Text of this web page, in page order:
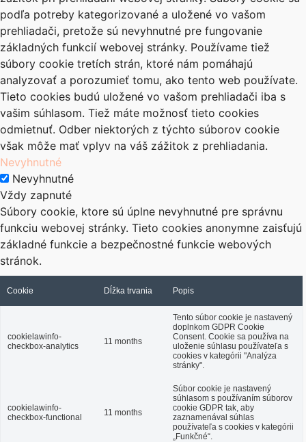
podľa potreby kategorizované a uložené vo vašom
prehliadači, pretože sú nevyhnutné pre fungovanie
základných funkcií webovej stránky. Používame tiež
súbory cookie tretích strán, ktoré nám pomáhajú
analyzovať a porozumieť tomu, ako tento web používate.
Tieto cookies budú uložené vo vašom prehliadači iba s
vašim súhlasom. Tiež máte možnosť tieto cookies
odmietnuť. Odber niektorých z týchto súborov cookie
však môže mať vplyv na váš zážitok z prehliadania.
Nevyhnutné
Nevyhnutné
Vždy zapnuté
Súbory cookie, ktore sú úplne nevyhnutné pre správnu
funkciu webovej stránky. Tieto cookies anonymne zaisťujú
základné funkcie a bezpečnostné funkcie webových
stránok.
Cookie Dĺžka trvania Popis
cookielawinfo-
checkbox-analytics
11 months
Tento súbor cookie je nastavený
doplnkom GDPR Cookie
Consent. Cookie sa používa na
uloženie súhlasu používateľa s
cookies v kategórii "Analýza
stránky".
cookielawinfo-
checkbox-functional
11 months
Súbor cookie je nastavený
súhlasom s používaním súborov
cookie GDPR tak, aby
zaznamenával súhlas
používateľa s cookies v kategórii
„Funkčné“.